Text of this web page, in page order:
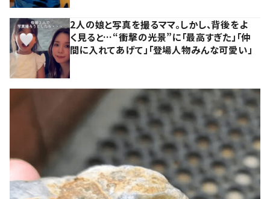
2人の娘と写真を撮るママ。しかし、背後をよ
く見ると…“衝撃の光景”に「最高すぎた」「仲
間に入れてあげて」「登場人物みんな可愛い」